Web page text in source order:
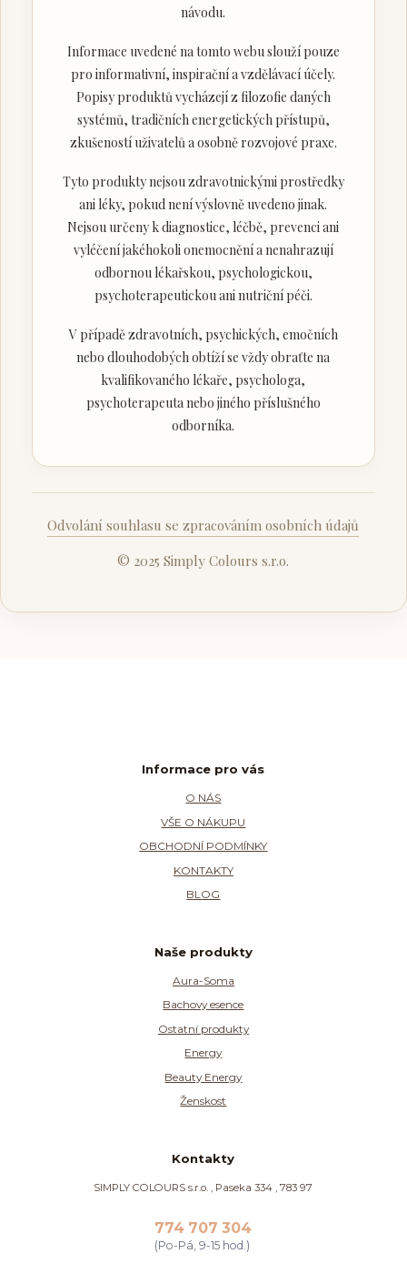
návodu.
Informace uvedené na tomto webu slouží pouze
pro informativní, inspirační a vzdělávací účely.
Popisy produktů vycházejí z filozofie daných
systémů, tradičních energetických přístupů,
zkušeností uživatelů a osobně rozvojové praxe.
Tyto produkty nejsou zdravotnickými prostředky
ani léky, pokud není výslovně uvedeno jinak.
Nejsou určeny k diagnostice, léčbě, prevenci ani
vyléčení jakéhokoli onemocnění a nenahrazují
odbornou lékařskou, psychologickou,
psychoterapeutickou ani nutriční péči.
V případě zdravotních, psychických, emočních
nebo dlouhodobých obtíží se vždy obraťte na
kvalifikovaného lékaře, psychologa,
psychoterapeuta nebo jiného příslušného
odborníka.
Odvolání souhlasu se zpracováním osobních údajů
© 2025 Simply Colours s.r.o.
Informace pro vás
O NÁS
VŠE O NÁKUPU
OBCHODNÍ PODMÍNKY
KONTAKTY
BLOG
Naše produkty
Aura-Soma
Bachovy esence
Ostatní produkty
Energy
Beauty Energy
Ženskost
Kontakty
SIMPLY COLOURS s.r.o. , Paseka 334 , 783 97
774 707 304
(Po-Pá, 9-15 hod.)